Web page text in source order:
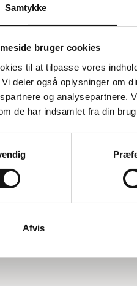
Samtykke
bruger cookies
til at tilpasse vores
deler også oplysninger om
og analysepartnere.
de har indsamlet fra din
Afvis
arbejde
opgaver inden for
er nemme at flytte
og har lave
med en kraftig NA5
og pumpen kører
et lavt støjniveau.
ydeevne og holdbarhed.
rengøring, mens det
miljøer. Med en lav
både praktisk og effektiv.